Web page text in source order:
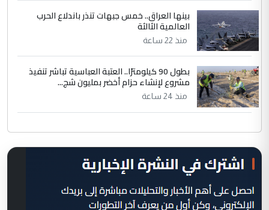
بينها العراق.. خمس جبهات تنذر باندلاع الحرب
العالمية الثالثة
منذ 22 ساعة
بطول 90 كيلومترًا.. العتبة العباسية تباشر تنفيذ
مشروع لإنشاء حزام أخضر بمليون شج...
منذ 24 ساعة